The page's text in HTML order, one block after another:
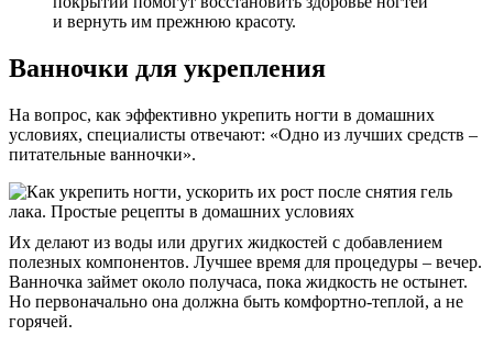
и вернуть им прежнюю красоту.
Ванночки для укрепления
На вопрос, как эффективно укрепить ногти в домашних
условиях, специалисты отвечают: «Одно из лучших средств –
питательные ванночки».
Их делают из воды или других жидкостей с добавлением
полезных компонентов. Лучшее время для процедуры – вечер.
Ванночка займет около получаса, пока жидкость не остынет.
Но первоначально она должна быть комфортно-теплой, а не
горячей.